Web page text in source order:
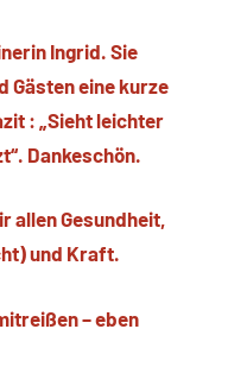
Ingrid. Sie
Gästen eine kurze
: „Sieht leichter
Dankeschön.
allen Gesundheit,
und Kraft.
– eben